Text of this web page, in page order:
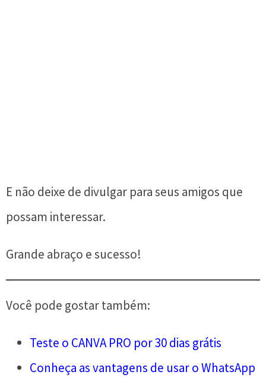
E não deixe de divulgar para seus amigos que
possam interessar.
Grande abraço e sucesso!
Você pode gostar também:
Teste o CANVA PRO por 30 dias grátis
Conheça as vantagens de usar o WhatsApp